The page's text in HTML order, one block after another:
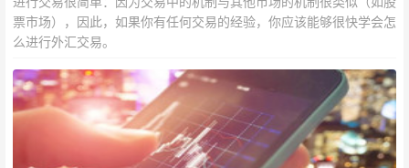
票市场），因此，如果你有任何交易的经验，你应该能够很快学会怎
么进行外汇交易。